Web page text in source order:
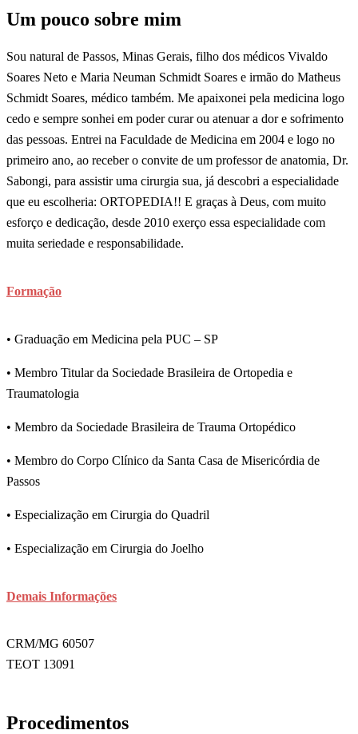
Um pouco sobre mim
Sou natural de Passos, Minas Gerais, filho dos médicos Vivaldo
Soares Neto e Maria Neuman Schmidt Soares e irmão do Matheus
Schmidt Soares, médico também. Me apaixonei pela medicina logo
cedo e sempre sonhei em poder curar ou atenuar a dor e sofrimento
das pessoas. Entrei na Faculdade de Medicina em 2004 e logo no
primeiro ano, ao receber o convite de um professor de anatomia, Dr.
Sabongi, para assistir uma cirurgia sua, já descobri a especialidade
que eu escolheria: ORTOPEDIA!! E graças à Deus, com muito
esforço e dedicação, desde 2010 exerço essa especialidade com
muita seriedade e responsabilidade.
Formação
• Graduação em Medicina pela PUC – SP
• Membro Titular da Sociedade Brasileira de Ortopedia e
Traumatologia
• Membro da Sociedade Brasileira de Trauma Ortopédico
• Membro do Corpo Clínico da Santa Casa de Misericórdia de
Passos
• Especialização em Cirurgia do Quadril
• Especialização em Cirurgia do Joelho
Demais Informações
CRM/MG 60507
TEOT 13091
Procedimentos